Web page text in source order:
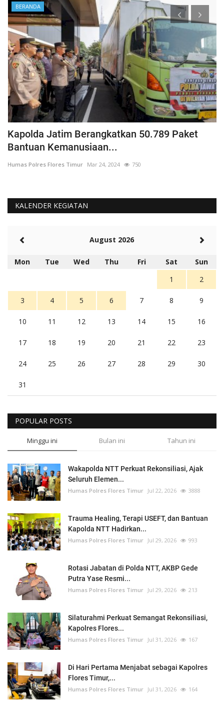
BERANDA
Kapolda Jatim Berangkatkan 50.789 Paket
Bantuan Kemanusiaan...
Humas Polres Flores Timur Mar 24, 2024 750
KALENDER KEGIATAN
August 2026
Mon Tue Wed Thu Fri Sat
Sun
1
2
3 4 5 6 7 8 9
10 11 12 13 14 15 16
17 18 19 20 21 22 23
24 25 26 27 28 29 30
31
POPULAR POSTS
Minggu ini Bulan ini Tahun ini
Wakapolda NTT Perkuat Rekonsiliasi, Ajak
Seluruh Elemen...
Humas Polres Flores Timur Jul 22, 2026 3888
Trauma Healing, Terapi USEFT, dan Bantuan
Kapolda NTT Hadirkan...
Humas Polres Flores Timur Jul 29, 2026 993
Rotasi Jabatan di Polda NTT, AKBP Gede
Putra Yase Resmi...
Humas Polres Flores Timur Jul 29, 2026 213
Silaturahmi Perkuat Semangat Rekonsiliasi,
Kapolres Flores...
Humas Polres Flores Timur Jul 31, 2026 167
Di Hari Pertama Menjabat sebagai Kapolres
Flores Timur,...
Humas Polres Flores Timur Jul 31, 2026 164